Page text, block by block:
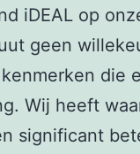
iDEAL op
geen
die
Wij heeft
significant